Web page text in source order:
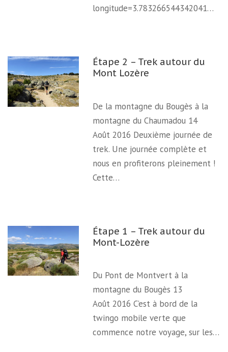
longitude=3.783266544342041…
Étape 2 – Trek autour du
Mont Lozère
De la montagne du Bougès à la
montagne du Chaumadou 14
Août 2016 Deuxième journée de
trek. Une journée complète et
nous en profiterons pleinement !
Cette…
Étape 1 – Trek autour du
Mont-Lozère
Du Pont de Montvert à la
montagne du Bougès 13
Août 2016 C’est à bord de la
twingo mobile verte que
commence notre voyage, sur les…